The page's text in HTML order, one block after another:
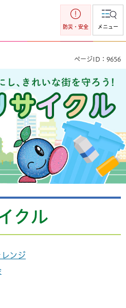
防災・安全 メニュー
ページID：9656
資源を大切にし、きれいな街を
クル
ンジ